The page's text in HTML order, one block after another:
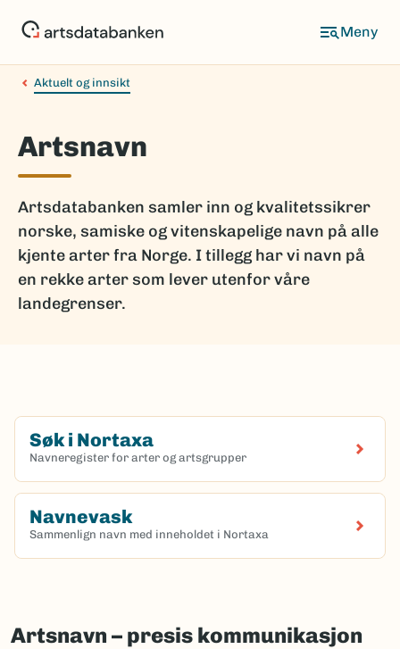
Aktuelt og innsikt
Artsnavn
Artsdatabanken samler inn og kvalitetssikrer
norske, samiske og vitenskapelige navn på alle
kjente arter fra Norge. I tillegg har vi navn på
en rekke arter som lever utenfor våre
landegrenser.
Søk i Nortaxa
Navneregister for arter og artsgrupper
Navnevask
Sammenlign navn med inneholdet i Nortaxa
Artsnavn – presis kommunikasjon